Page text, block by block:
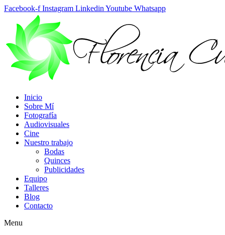
Ir
contenido
Facebook-f Instagram Linkedin Youtube Whatsapp
Inicio
Sobre Mí
Fotografía
Audiovisuales
Cine
Nuestro trabajo
Bodas
Quinces
Publicidades
Equipo
Talleres
Blog
Contacto
Menu